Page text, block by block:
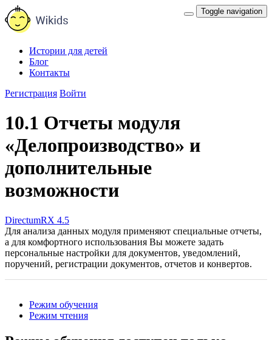
Toggle navigation
Истории для детей
Блог
Контакты
Регистрация Войти
10.1 Отчеты модуля
«Делопроизводство» и
дополнительные
возможности
DirectumRX 4.5
Для анализа данных модуля применяют специальные отчеты,
а для комфортного использования Вы можете задать
персональные настройки для документов, уведомлений,
поручений, регистрации документов, отчетов и конвертов.
Режим обучения
Режим чтения